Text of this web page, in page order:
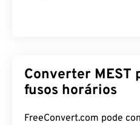
Converter MEST
fusos horários
FreeConvert.com pode